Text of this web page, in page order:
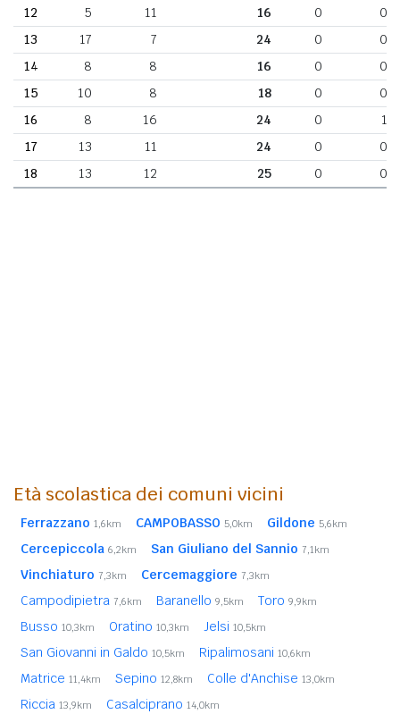
12
5 11 16 0
0
13
17 7 24 0
0
14
8 8 16 0
0
15
10 8 18 0
0
16
8 16 24 0
1
17
13 11 24 0
0
18
13 12 25 0 0
Età scolastica dei comuni vicini
Ferrazzano 1,6km CAMPOBASSO 5,0km Gildone 5,6km
Cercepiccola 6,2km San Giuliano del Sannio 7,1km
Vinchiaturo 7,3km Cercemaggiore 7,3km
Campodipietra 7,6km Baranello 9,5km Toro 9,9km
Busso 10,3km Oratino 10,3km Jelsi 10,5km
San Giovanni in Galdo 10,5km Ripalimosani 10,6km
Matrice 11,4km Sepino 12,8km Colle d'Anchise 13,0km
Riccia 13,9km Casalciprano 14,0km